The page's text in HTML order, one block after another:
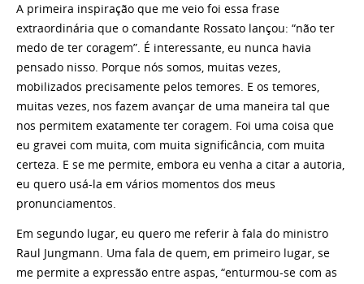
A primeira inspiração que me veio foi essa frase
extraordinária que o comandante Rossato lançou: “não ter
medo de ter coragem”. É interessante, eu nunca havia
pensado nisso. Porque nós somos, muitas vezes,
mobilizados precisamente pelos temores. E os temores,
muitas vezes, nos fazem avançar de uma maneira tal que
nos permitem exatamente ter coragem. Foi uma coisa que
eu gravei com muita, com muita significância, com muita
certeza. E se me permite, embora eu venha a citar a autoria,
eu quero usá-la em vários momentos dos meus
pronunciamentos.
Em segundo lugar, eu quero me referir à fala do ministro
Raul Jungmann. Uma fala de quem, em primeiro lugar, se
me permite a expressão entre aspas, “enturmou-se com as